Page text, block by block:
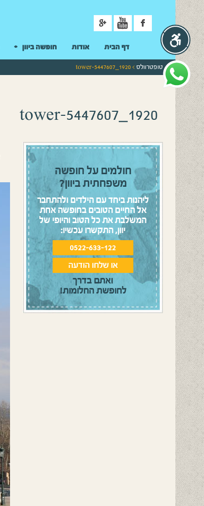
דף הבית אודות חופשה ביוון
טופטרוולס > tower-5447607_1920
tower-5447607_1920
חולמים על חופשה
משפחתית ביוון?
ליהנות ביחד עם הילדים ולהתחבר
אל החיים הטובים בחופשה אחת
המשלבת את כל הטוב והיופי של
יוון, התקשרו עכשיו:
0522-633-122
או שלחו הודעה
ואתם בדרך
לחופשת החלומות!